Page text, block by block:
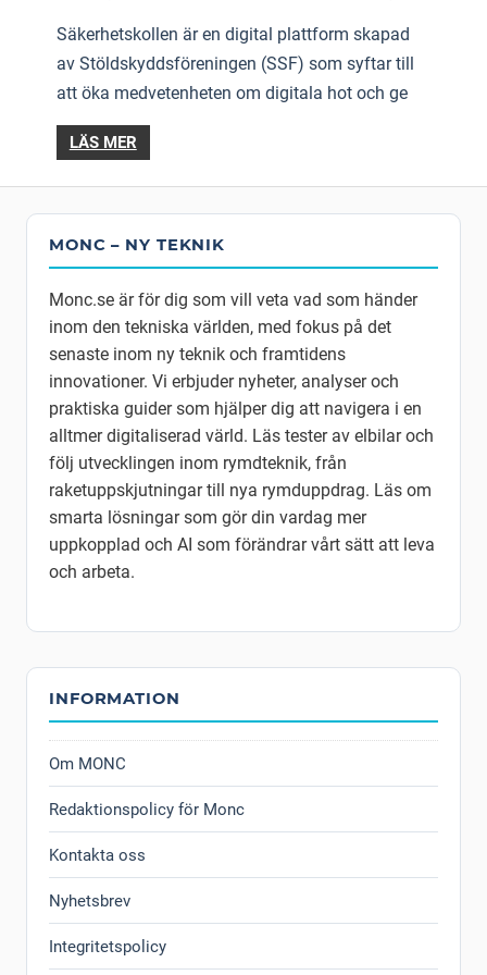
Säkerhetskollen är en digital plattform skapad
av Stöldskyddsföreningen (SSF) som syftar till
att öka medvetenheten om digitala hot och ge
LÄS MER
MONC – NY TEKNIK
Monc.se är för dig som vill veta vad som händer
inom den tekniska världen, med fokus på det
senaste inom ny teknik och framtidens
innovationer. Vi erbjuder nyheter, analyser och
praktiska guider som hjälper dig att navigera i en
alltmer digitaliserad värld. Läs tester av elbilar och
följ utvecklingen inom rymdteknik, från
raketuppskjutningar till nya rymduppdrag. Läs om
smarta lösningar som gör din vardag mer
uppkopplad och AI som förändrar vårt sätt att leva
och arbeta.
INFORMATION
Om MONC
Redaktionspolicy för Monc
Kontakta oss
Nyhetsbrev
Integritetspolicy